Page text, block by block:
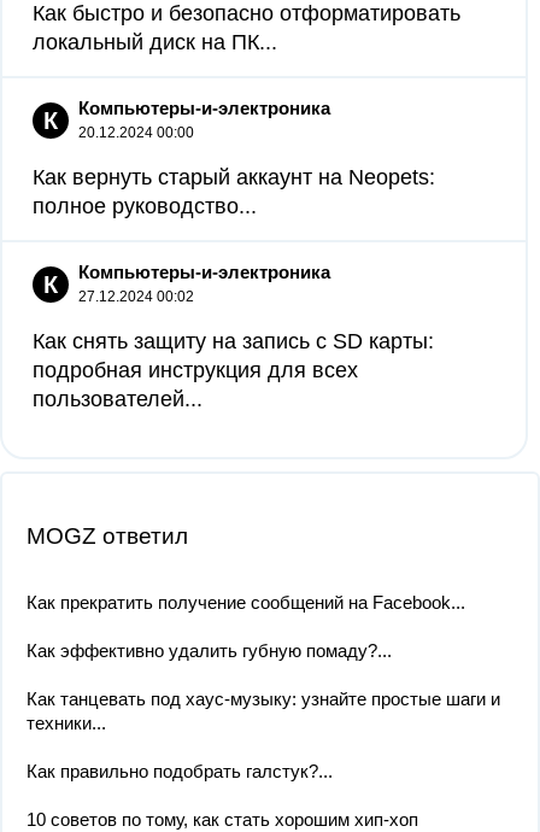
Как быстро и безопасно отформатировать
локальный диск на ПК...
К Компьютеры-и-электроника
20.12.2024 00:00
Как вернуть старый аккаунт на Neopets:
полное руководство...
К Компьютеры-и-электроника
27.12.2024 00:02
Как снять защиту на запись с SD карты:
подробная инструкция для всех
пользователей...
MOGZ ответил
Как прекратить получение сообщений на Facebook...
Как эффективно удалить губную помаду?...
Как танцевать под хаус-музыку: узнайте простые шаги и
техники...
Как правильно подобрать галстук?...
10 советов по тому, как стать хорошим хип-хоп